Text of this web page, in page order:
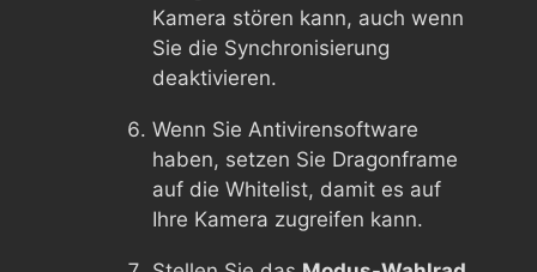
Kamera stören kann, auch wenn
Sie die Synchronisierung
deaktivieren.
Wenn Sie Antivirensoftware
haben, setzen Sie Dragonframe
auf die Whitelist, damit es auf
Ihre Kamera zugreifen kann.